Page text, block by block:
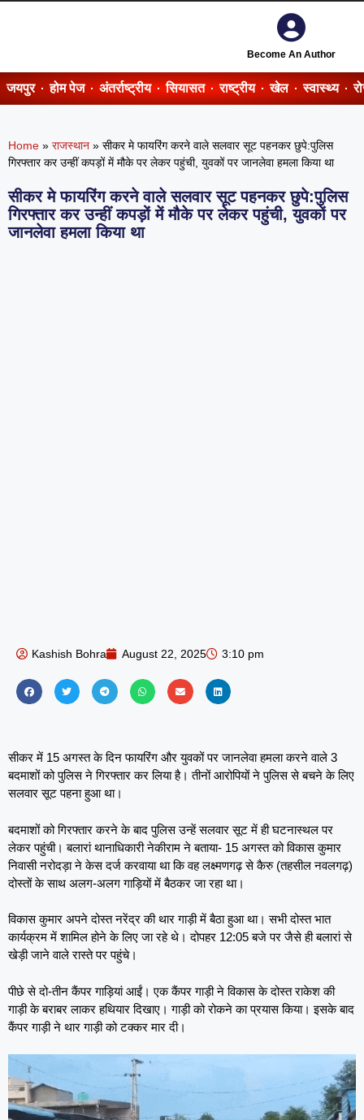
Become An Author
जयपुर होम पेज अंतर्राष्ट्रीय सियासत राष्ट्रीय खेल स्वास्थ्य
Home » राजस्थान » सीकर मे फायरिंग करने वाले सलवार सूट पहनकर छुपे:पुलिस
गिरफ्तार कर उन्हीं कपड़ों में मौके पर लेकर पहुंची, युवकों पर जानलेवा हमला किया था
सीकर मे फायरिंग करने वाले सलवार सूट पहनकर छुपे:पुलिस
गिरफ्तार कर उन्हीं कपड़ों में मौके पर लेकर पहुंची, युवकों पर
जानलेवा हमला किया था
Kashish Bohra August 22, 2025 3:10 pm
सीकर में 15 अगस्त के दिन फायरिंग और युवकों पर जानलेवा हमला करने वाले 3
बदमाशों को पुलिस ने गिरफ्तार कर लिया है। तीनों आरोपियों ने पुलिस से बचने के लिए
सलवार सूट पहना हुआ था।
बदमाशों को गिरफ्तार करने के बाद पुलिस उन्हें सलवार सूट में ही घटनास्थल पर
लेकर पहुंची। बलारां थानाधिकारी नेकीराम ने बताया- 15 अगस्त को विकास कुमार
निवासी नरोदड़ा ने केस दर्ज करवाया था कि वह लक्ष्मणगढ़ से कैरु (तहसील नवलगढ़)
दोस्तों के साथ अलग-अलग गाड़ियों में बैठकर जा रहा था।
विकास कुमार अपने दोस्त नरेंद्र की थार गाड़ी में बैठा हुआ था। सभी दोस्त भात
कार्यक्रम में शामिल होने के लिए जा रहे थे। दोपहर 12:05 बजे पर जैसे ही बलारां से
खेड़ी जाने वाले रास्ते पर पहुंचे।
पीछे से दो-तीन कैंपर गाड़ियां आईं। एक कैंपर गाड़ी ने विकास के दोस्त राकेश की
गाड़ी के बराबर लाकर हथियार दिखाए। गाड़ी को रोकने का प्रयास किया। इसके बाद
कैंपर गाड़ी ने थार गाड़ी को टक्कर मार दी।